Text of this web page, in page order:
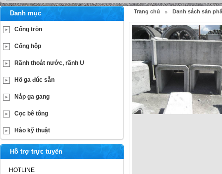
Trang chủ Danh sách sản
Danh mục
Cống tròn
Cống hộp
Rãnh thoát nước, rãnh U
Hố ga đúc sẵn
Nắp ga gang
Cọc bê tông
Hào kỹ thuật
Hỗ trợ trực tuyến
HOTLINE